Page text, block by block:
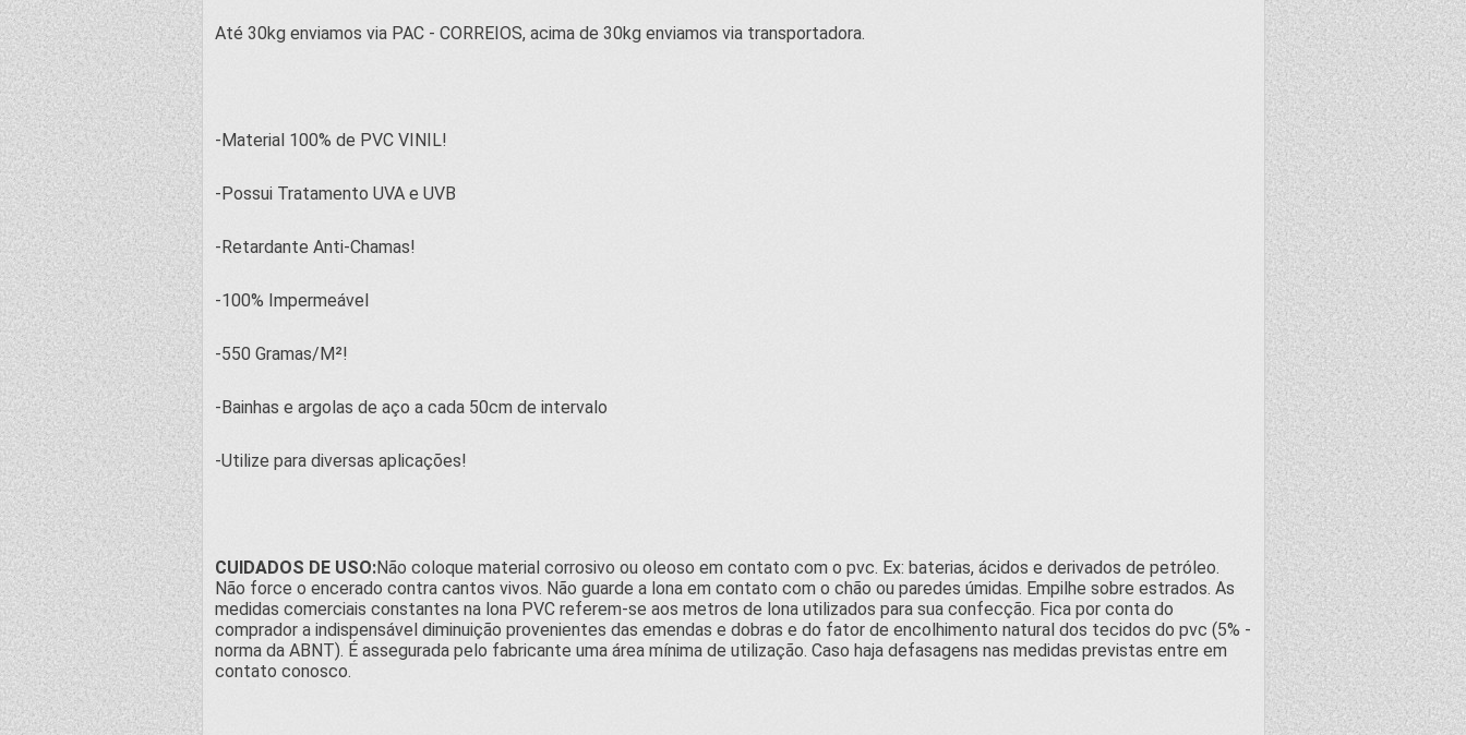
Até 30kg enviamos via PAC - CORREIOS, acima de 30kg enviamos via transportadora.
-Material 100% de PVC VINIL!
-Possui Tratamento UVA e UVB
-Retardante Anti-Chamas!
-100% Impermeável
-550 Gramas/M²!
-Bainhas e argolas de aço a cada 50cm de intervalo
-Utilize para diversas aplicações!
CUIDADOS DE USO:Não coloque material corrosivo ou oleoso em contato com o pvc. Ex: baterias, ácidos e derivados de petróleo.
Não force o encerado contra cantos vivos. Não guarde a lona em contato com o chão ou paredes úmidas. Empilhe sobre estrados. As
medidas comerciais constantes na lona PVC referem-se aos metros de lona utilizados para sua confecção. Fica por conta do
comprador a indispensável diminuição provenientes das emendas e dobras e do fator de encolhimento natural dos tecidos do pvc (5% -
norma da ABNT). É assegurada pelo fabricante uma área mínima de utilização. Caso haja defasagens nas medidas previstas entre em
contato conosco.